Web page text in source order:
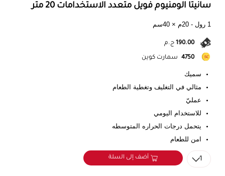
سانيتا الومنيوم فويل متعدد الاستخدامات 20 متر
1 رول - 20م × 40سم
190.00 ج.م
4750 سمارت كوين
سميك
مثالي في التغليف وتغطية الطعام
عمليّ
للاستخدام اليومي
يتحمل درجات الحراره المتوسطه
امن للطعام
1 أضف إلى السلة